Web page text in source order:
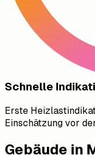
Schnelle
Erste
Einschätzung vor
Gebäude in